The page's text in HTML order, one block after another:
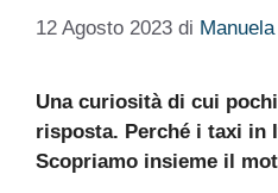
12 Agosto 2023 di
Una curiosità di cui
risposta. Perché i taxi in
Scopriamo insieme il